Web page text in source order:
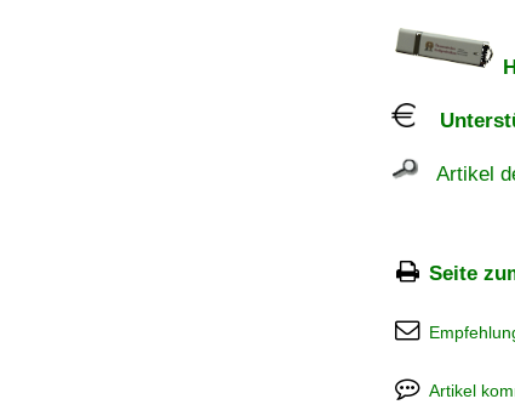
Artikel
Seite
Artikel